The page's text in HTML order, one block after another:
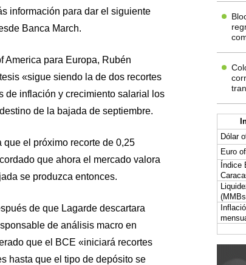
información para dar el siguiente
Banca March.
America para Europa, Rubén
«sigue siendo la de dos recortes
de inflación y crecimiento salarial los
de la bajada de septiembre.
el próximo recorte de 0,25
que ahora el mercado valora
se produzca entonces.
de que Lagarde descartara
de análisis macro en
que el BCE «iniciará recortes
hasta que el tipo de depósito se
Dólar
Euro
Índice